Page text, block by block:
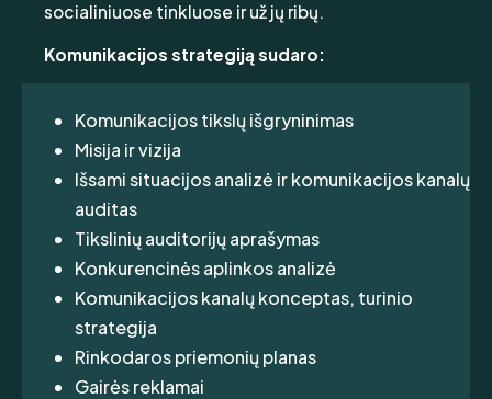
socialiniuose tinkluose ir už jų ribų.
Komunikacijos strategiją sudaro:
Komunikacijos tikslų išgryninimas
Misija ir vizija
Išsami situacijos analizė ir komunikacijos kanalų
auditas
Tikslinių auditorijų aprašymas
Konkurencinės aplinkos analizė
Komunikacijos kanalų konceptas, turinio
strategija
Rinkodaros priemonių planas
Gairės reklamai